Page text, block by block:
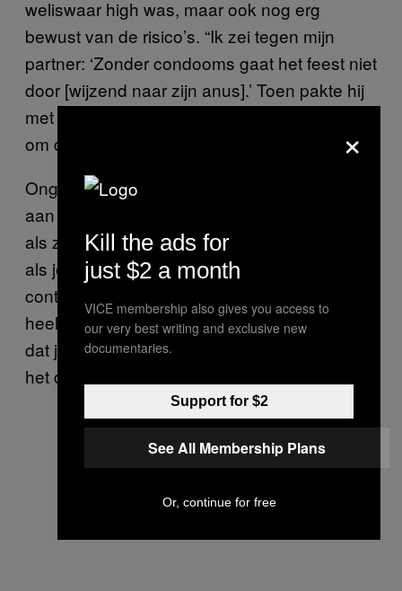
weliswaar high was, maar ook nog erg
bewust van de risico’s. “Ik zei tegen mijn
partner: ‘Zonder condooms gaat het feest niet
door [wijzend naar zijn anus].’ Toen pakte hij
met tegenzin een condoom, die ik voor hem
om deed.”
Ongeveer een vijfde van de deelnemers gaf
aan dat ze beter beslissingen kunnen nemen
als ze onder invloed zijn. “Ik zou zeggen dat
als je aan demdma zit, je het beter onder
controle hebt dan wanneer je bijvoorbeeld
heel kwaad bent,” zei een van hen. “Ik denk
dat je dan veel bewuster bent van wat je aan
het doen bent.”
×
Kill the ads for
just $2 a month
VICE membership also gives you access to
our very best writing and exclusive new
documentaries.
Support for $2
See All Membership Plans
Or, continue for free